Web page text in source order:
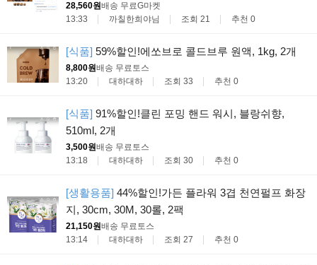
28,560원배송 무료G마켓
13:33
까칠한희야님 조회 21 추천 0
[식품] 59%할인!에쏘브로 콜드브루 원액, 1kg, 2개
8,800원배송 무료토스
13:20
대하대하 조회 33 추천 0
[식품] 91%할인!클린 포밍 핸드 워시, 블랑쉬향,
510ml, 2개
3,500원배송 무료토스
13:18
대하대하 조회 30 추천 0
[생활용품] 44%할인!가든 플라워 3겹 천연펄프 화장
지, 30cm, 30M, 30롤, 2팩
21,150원배송 무료토스
13:14
대하대하 조회 27 추천 0